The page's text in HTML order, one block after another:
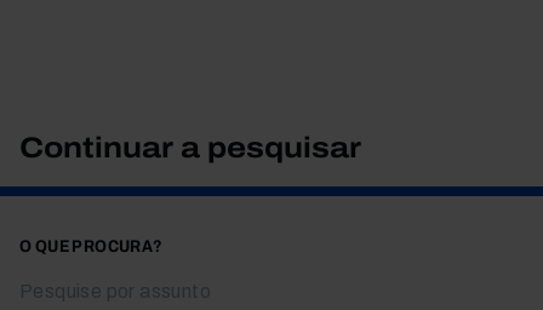
Continuar a pesquisar
O QUE PROCURA?